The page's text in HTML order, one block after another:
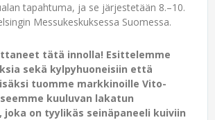
tapahtuma, ja se järjestetään 8.–10.
Messukeskuksessa Suomessa.
tätä innolla! Esittelemme
sekä kylpyhuoneisiin että
tuomme markkinoille Vito-
kuuluvan lakatun
joka on tyylikäs seinäpaneeli kuiviin